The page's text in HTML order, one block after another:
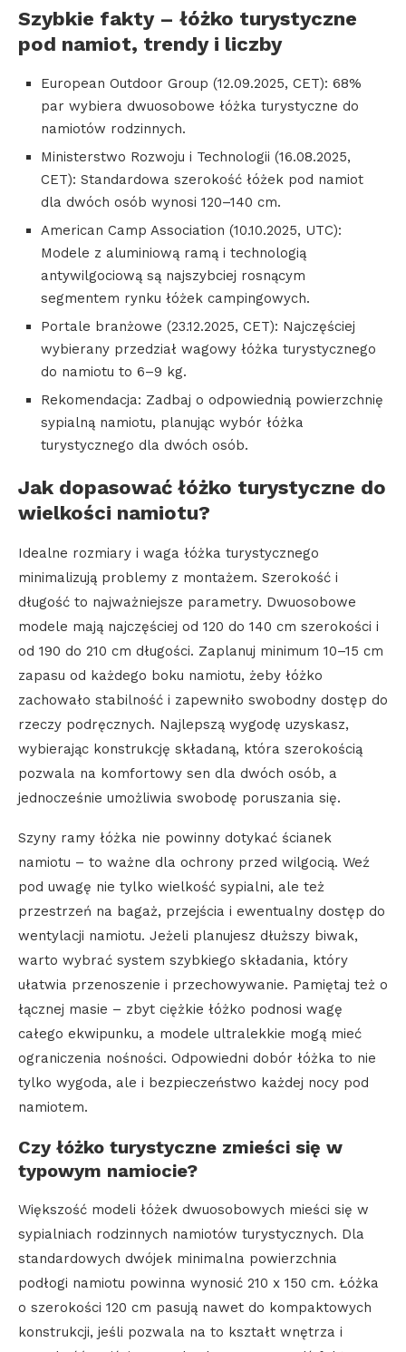
Szybkie fakty – łóżko turystyczne
pod namiot, trendy i liczby
European Outdoor Group (12.09.2025, CET): 68%
par wybiera dwuosobowe łóżka turystyczne do
namiotów rodzinnych.
Ministerstwo Rozwoju i Technologii (16.08.2025,
CET): Standardowa szerokość łóżek pod namiot
dla dwóch osób wynosi 120–140 cm.
American Camp Association (10.10.2025, UTC):
Modele z aluminiową ramą i technologią
antywilgociową są najszybciej rosnącym
segmentem rynku łóżek campingowych.
Portale branżowe (23.12.2025, CET): Najczęściej
wybierany przedział wagowy łóżka turystycznego
do namiotu to 6–9 kg.
Rekomendacja: Zadbaj o odpowiednią powierzchnię
sypialną namiotu, planując wybór łóżka
turystycznego dla dwóch osób.
Jak dopasować łóżko turystyczne do
wielkości namiotu?
Idealne rozmiary i waga łóżka turystycznego
minimalizują problemy z montażem. Szerokość i
długość to najważniejsze parametry. Dwuosobowe
modele mają najczęściej od 120 do 140 cm szerokości i
od 190 do 210 cm długości. Zaplanuj minimum 10–15 cm
zapasu od każdego boku namiotu, żeby łóżko
zachowało stabilność i zapewniło swobodny dostęp do
rzeczy podręcznych. Najlepszą wygodę uzyskasz,
wybierając konstrukcję składaną, która szerokością
pozwala na komfortowy sen dla dwóch osób, a
jednocześnie umożliwia swobodę poruszania się.
Szyny ramy łóżka nie powinny dotykać ścianek
namiotu – to ważne dla ochrony przed wilgocią. Weź
pod uwagę nie tylko wielkość sypialni, ale też
przestrzeń na bagaż, przejścia i ewentualny dostęp do
wentylacji namiotu. Jeżeli planujesz dłuższy biwak,
warto wybrać system szybkiego składania, który
ułatwia przenoszenie i przechowywanie. Pamiętaj też o
łącznej masie – zbyt ciężkie łóżko podnosi wagę
całego ekwipunku, a modele ultralekkie mogą mieć
ograniczenia nośności. Odpowiedni dobór łóżka to nie
tylko wygoda, ale i bezpieczeństwo każdej nocy pod
namiotem.
Czy łóżko turystyczne zmieści się w
typowym namiocie?
Większość modeli łóżek dwuosobowych mieści się w
sypialniach rodzinnych namiotów turystycznych. Dla
standardowych dwójek minimalna powierzchnia
podłogi namiotu powinna wynosić 210 x 150 cm. Łóżka
o szerokości 120 cm pasują nawet do kompaktowych
konstrukcji, jeśli pozwala na to kształt wnętrza i